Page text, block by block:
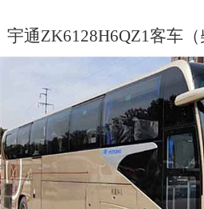
宇通ZK6128H6QZ1客车（